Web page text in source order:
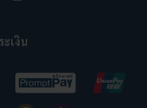
เงิน